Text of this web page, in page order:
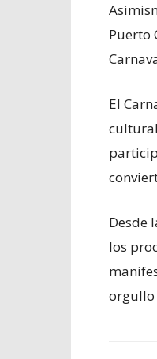
Puerto
El
Desde
los
orgullo